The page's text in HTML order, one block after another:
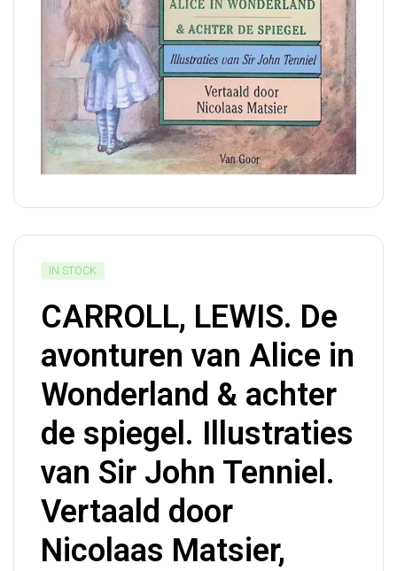
IN STOCK
CARROLL, LEWIS. De
avonturen van Alice in
Wonderland & achter
de spiegel. Illustraties
van Sir John Tenniel.
Vertaald door
Nicolaas Matsier,